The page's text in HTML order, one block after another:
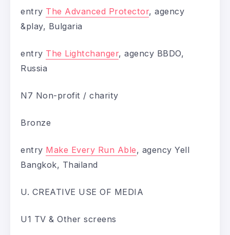
entry The Advanced Protector, agency
&play, Bulgaria
entry The Lightchanger, agency BBDO,
Russia
N7 Non-profit / charity
Bronze
entry Make Every Run Able, agency Yell
Bangkok, Thailand
U. CREATIVE USE OF MEDIA
U1 TV & Other screens